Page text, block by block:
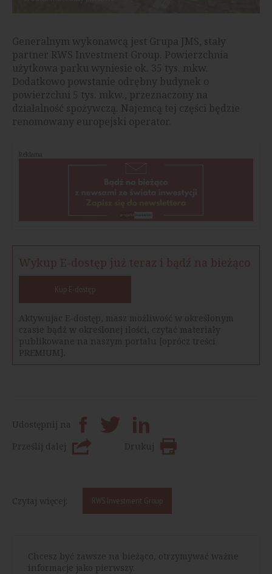
Generalnym wykonawcą jest Grupa JMS, stały
partner RWS Investment Group. Powierzchnia
użytkowa parku wyniesie ok. 35 tys. mkw.
Dodatkowo powstanie odrębny budynek o
powierzchni 5 tys. mkw., przeznaczony na
działalność spożywczą. Najemcą tej części będzie
renomowany europejski operator.
Reklama
Wykup E-dostęp już teraz i bądź na bieżąco
Kup E-dostęp
Aktywujac E-dostęp, masz możliwość w określonym
czasie bądź w określonej ilości, czytać materiały
publikowane na naszym portalu [oprócz treści
PREMIUM].
Udostępnij na
Prześlij dalej
Drukuj
Czytaj więcej: RWS Investment Group
Chcesz być zawsze na bieżąco, otrzymywać ważne
informacje jako pierwszy.